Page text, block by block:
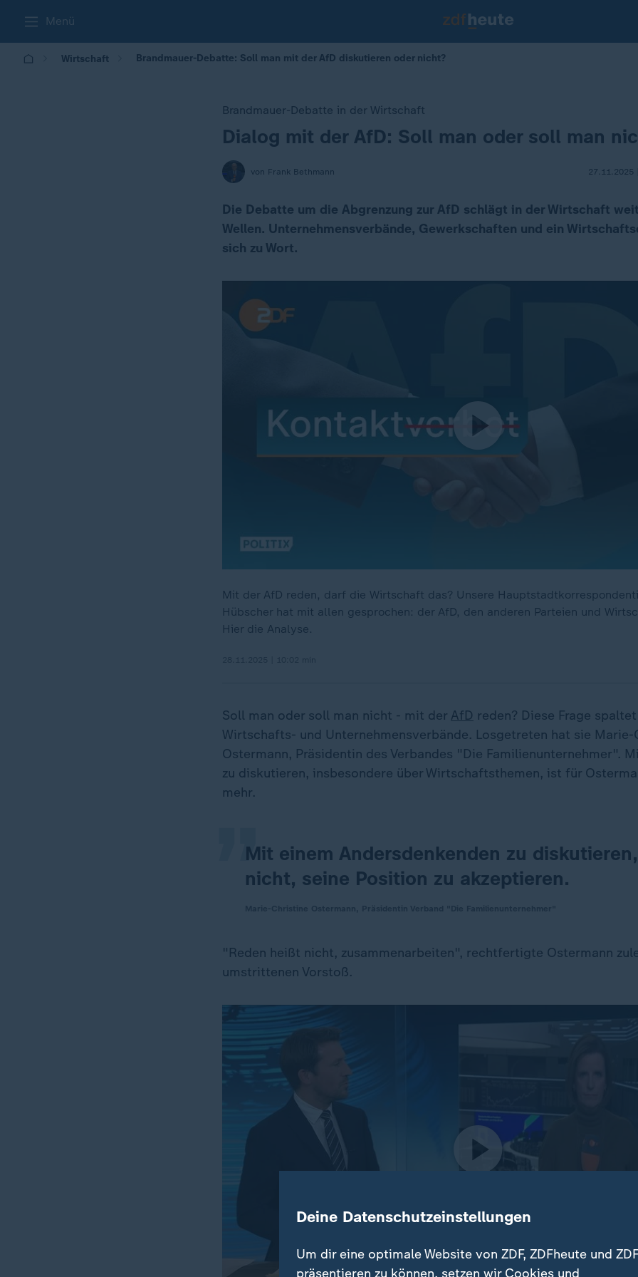
Menü
Wirtschaft Brandmauer-Debatte: Soll man mit der AfD diskutieren oder nicht?
Brandmauer-Debatte in der Wirtschaft
:Dialog mit der AfD: Soll man oder soll man
von Frank Bethmann 27.11.2025
Die Debatte um die Abgrenzung zur AfD schlägt in der Wirtschaft
Wellen. Unternehmensverbände, Gewerkschaften und ein
sich zu Wort.
Mit der AfD reden, darf die Wirtschaft das? Unsere
Hübscher hat mit allen gesprochen: der AfD, den anderen Parteien und
Hier die Analyse.
Soll man oder soll man nicht - mit der AfD reden? Diese Frage
Wirtschafts- und Unternehmensverbände. Losgetreten hat sie
Ostermann, Präsidentin des Verbandes "Die Familienunternehmer".
zu diskutieren, insbesondere über Wirtschaftsthemen, ist für
mehr.
Mit einem Andersdenkenden zu
nicht, seine Position zu akzeptieren.
„
"Reden heißt nicht, zusammenarbeiten", rechtfertigte Ostermann
umstrittenen Vorstoß.
Deine Datenschutzeinstellungen
Um dir eine optimale Website von ZDF, ZDFheute und
präsentieren zu können, setzen wir Cookies und